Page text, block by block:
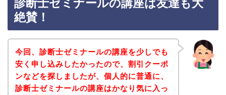
診断士ゼミナールの講座は友達も大
絶賛！
今回、診断士ゼミナールの講座を少しでも
安く申し込みしたかったので、割引クーポ
ンなどを探しましたが、個人的に普通に、
診断士ゼミナールの講座はかなり気に入っ